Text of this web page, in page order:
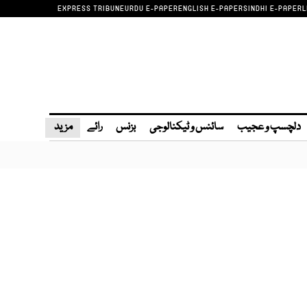
EXPRESS TRIBUNEURDU E-PAPERENGLISH E-PAPERSINDHI E-PAPER
دلچسپ و عجیب سائنس و ٹیکنالوجی بزنس رائے مزید